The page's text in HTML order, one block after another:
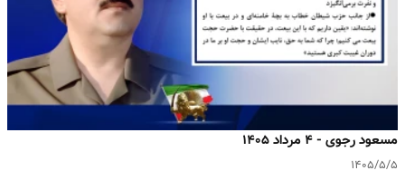
مسعود رجوی - ۴ مرداد ۱۴۰۵
۱۴۰۵/۵/۵